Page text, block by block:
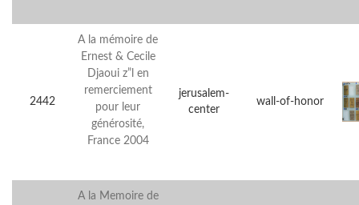
2442
A la mémoire de
Ernest & Cecile
Djaoui z”l en
remerciement
pour leur
générosité,
France 2004
jerusalem-
center
wall-of-honor
A la Memoire de